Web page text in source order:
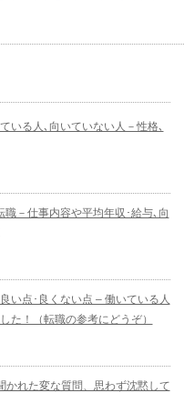
いる人､向いていない人－性格､
職－仕事内容や平均年収･給与､向
い点･良くない点 – 働いている人
た！（転職の参考にどうぞ）
かれた変な質問、思わず沈黙して